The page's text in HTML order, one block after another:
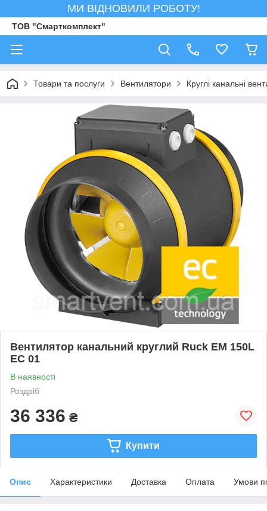
МИ ВІДНОВИЛИ РОБОТУ!
ТОВ "Смарткомплект"
Товари та послуги Вентилятори Круглі канальні
Вентилятор канальний круглий Ruck EM 150L
EC 01
В наявності
Роздріб
36 336 ₴
Купити
Опис Характеристики Доставка Оплата Умови